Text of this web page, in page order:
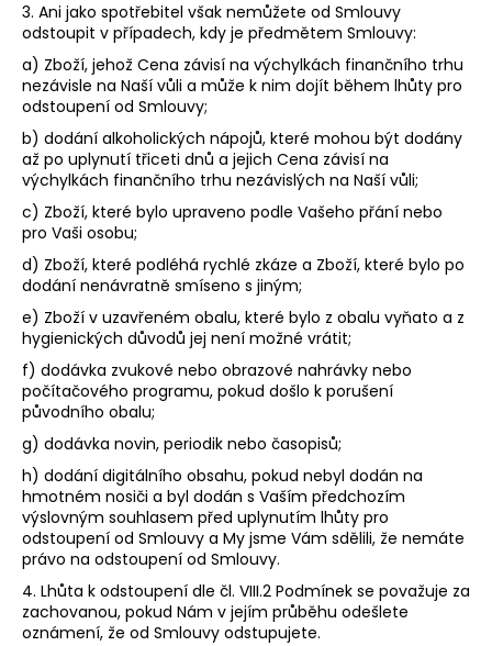
3. Ani jako spotřebitel však nemůžete od Smlouvy
odstoupit v případech, kdy je předmětem Smlouvy:
a) Zboží, jehož Cena závisí na výchylkách finančního trhu
nezávisle na Naší vůli a může k nim dojít během lhůty pro
odstoupení od Smlouvy;
b) dodání alkoholických nápojů, které mohou být dodány
až po uplynutí třiceti dnů a jejich Cena závisí na
výchylkách finančního trhu nezávislých na Naší vůli;
c) Zboží, které bylo upraveno podle Vašeho přání nebo
pro Vaši osobu;
d) Zboží, které podléhá rychlé zkáze a Zboží, které bylo po
dodání nenávratně smíseno s jiným;
e) Zboží v uzavřeném obalu, které bylo z obalu vyňato a z
hygienických důvodů jej není možné vrátit;
f) dodávka zvukové nebo obrazové nahrávky nebo
počítačového programu, pokud došlo k porušení
původního obalu;
g) dodávka novin, periodik nebo časopisů;
h) dodání digitálního obsahu, pokud nebyl dodán na
hmotném nosiči a byl dodán s Vaším předchozím
výslovným souhlasem před uplynutím lhůty pro
odstoupení od Smlouvy a My jsme Vám sdělili, že nemáte
právo na odstoupení od Smlouvy.
4. Lhůta k odstoupení dle čl. VIII.2 Podmínek se považuje za
zachovanou, pokud Nám v jejím průběhu odešlete
oznámení, že od Smlouvy odstupujete.